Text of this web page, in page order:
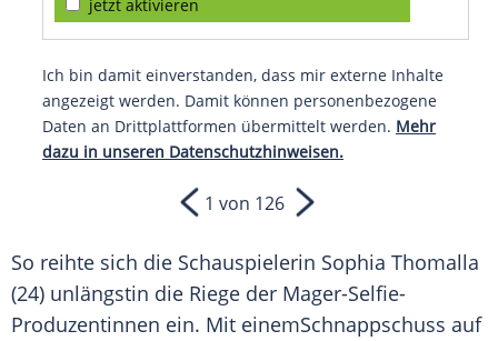
jetzt aktivieren
Ich bin damit einverstanden, dass mir externe Inhalte
angezeigt werden. Damit können personenbezogene
Daten an Drittplattformen übermittelt werden. Mehr
dazu in unseren Datenschutzhinweisen.
1 von 126
So reihte sich die Schauspielerin Sophia Thomalla
(24) unlängstin die Riege der Mager-Selfie-
Produzentinnen ein. Mit einemSchnappschuss auf